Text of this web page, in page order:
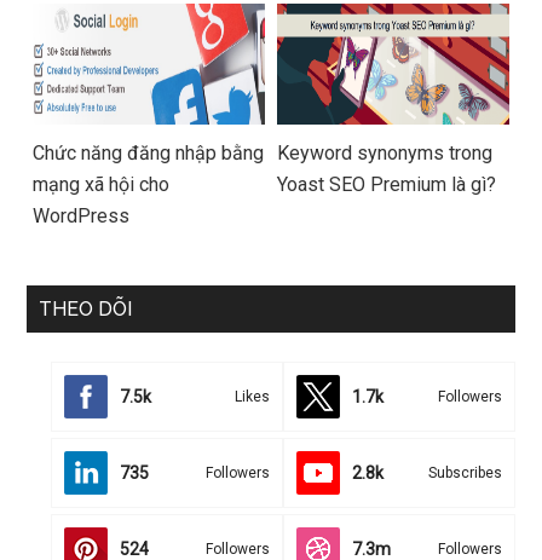
Chức năng đăng nhập bằng
mạng xã hội cho
WordPress
Keyword synonyms trong
Yoast SEO Premium là gì?
THEO DÕI
7.5k Likes 1.7k Followers
735 Followers 2.8k Subscribes
524 Followers 7.3m Followers